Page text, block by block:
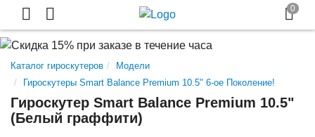
Каталог гироскутеров
Модели
Гироскутеры Smart Balance Premium 10.5" 6-ое Поколение!
Гироскутер Smart Balance Premium 10.5"
(Белый граффити)